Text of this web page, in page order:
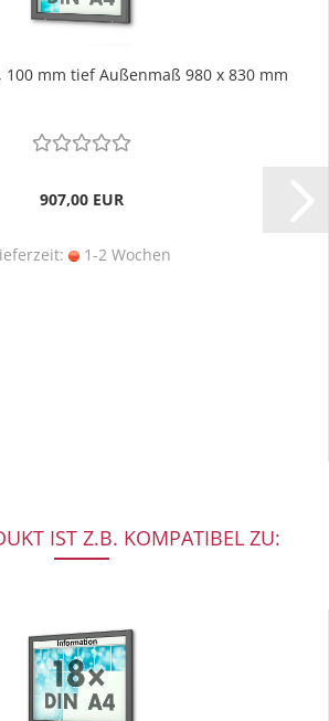
100 mm tief Außenmaß 980 x 830 mm
907,00 EUR
1-2 Wochen
IST Z.B. KOMPATIBEL ZU: